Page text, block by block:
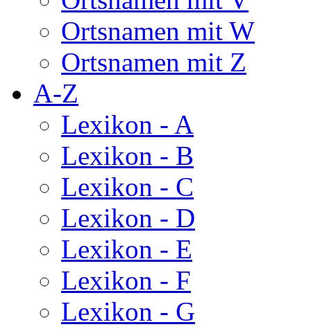
Ortsnamen mit W
Ortsnamen mit Z
A-Z
Lexikon - A
Lexikon - B
Lexikon - C
Lexikon - D
Lexikon - E
Lexikon - F
Lexikon - G